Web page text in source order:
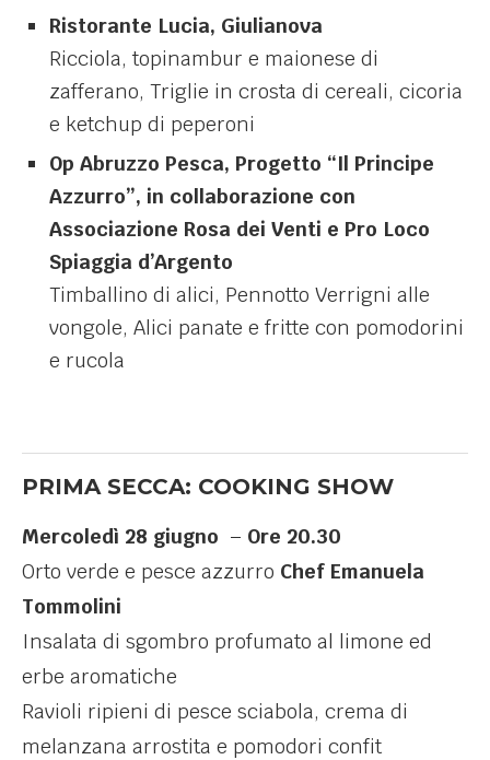
Ristorante Lucia, Giulianova
Ricciola, topinambur e maionese di
zafferano, Triglie in crosta di cereali, cicoria
e ketchup di peperoni
Op Abruzzo Pesca, Progetto “Il Principe
Azzurro”, in collaborazione con
Associazione Rosa dei Venti e Pro Loco
Spiaggia d’Argento
Timballino di alici, Pennotto Verrigni alle
vongole, Alici panate e fritte con pomodorini
e rucola
PRIMA SECCA: COOKING SHOW
Mercoledì 28 giugno – Ore 20.30
Orto verde e pesce azzurro Chef Emanuela
Tommolini
Insalata di sgombro profumato al limone ed
erbe aromatiche
Ravioli ripieni di pesce sciabola, crema di
melanzana arrostita e pomodori confit